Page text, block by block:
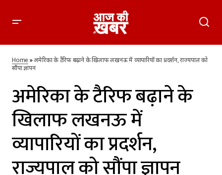
राज्यपाल को सौंपा ज्ञापन
Home»अमेरिका के टैरिफ बढ़ाने के खिलाफ लखनऊ में व्यापारियों का प्रदर्शन, राज्यपाल को
सौंपा ज्ञापन
अमेरिका के टैरिफ बढ़ाने के
खिलाफ लखनऊ में
व्यापारियों का प्रदर्शन,
राज्यपाल को सौंपा ज्ञापन